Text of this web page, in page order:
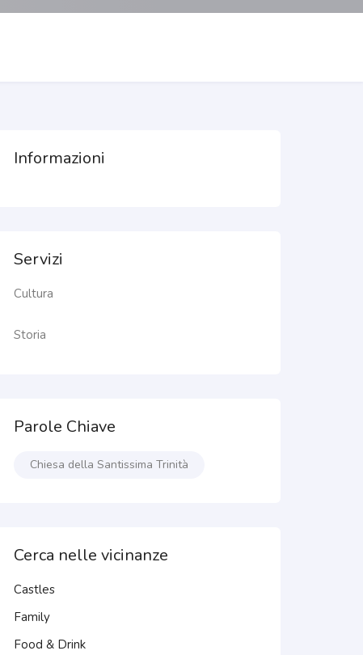
Informazioni
Servizi
Cultura
Storia
Parole Chiave
Chiesa della Santissima Trinità
Cerca nelle vicinanze
Castles
Family
Food & Drink